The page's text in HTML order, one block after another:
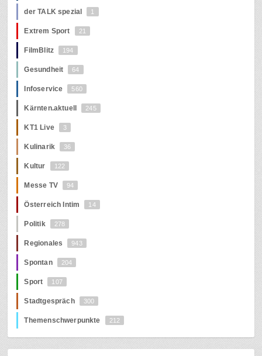
der TALK spezial 1
Extrem Sport 21
FilmBlitz 194
Gesundheit 64
Infoservice 560
Kärnten.aktuell 245
KT1 Live 3
Kulinarik 36
Kultur 122
Messe TV 94
Österreich Intim 14
Politik 278
Regionales 943
Spontan 204
Sport 107
Stadtgespräch 300
Themenschwerpunkte 212